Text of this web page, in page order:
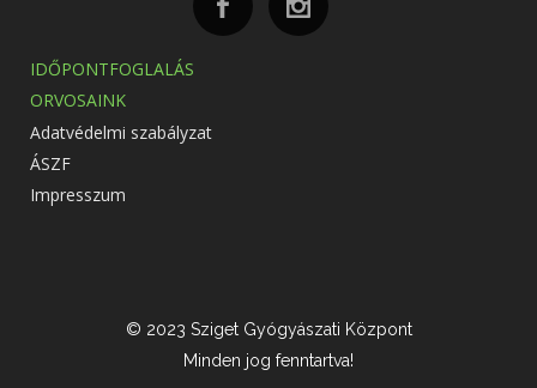
IDŐPONTFOGLALÁS
ORVOSAINK
Adatvédelmi szabályzat
ÁSZF
Impresszum
© 2023 Sziget Gyógyászati Központ
Minden jog fenntartva!